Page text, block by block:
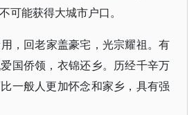
可能获得大城市户口。
，回老家盖豪宅，光宗耀祖。有
国侨领，衣锦还乡。历经千辛万
一般人更加怀念和家乡，具有强